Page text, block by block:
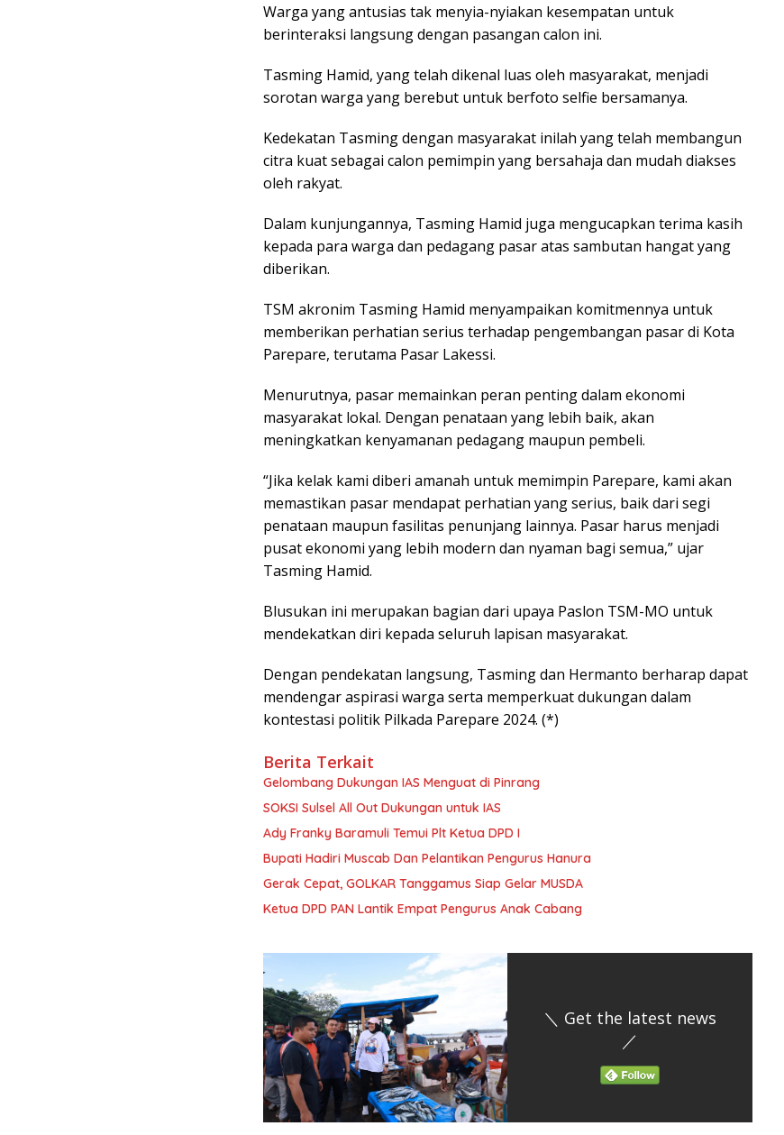
Warga yang antusias tak menyia-nyiakan kesempatan untuk
berinteraksi langsung dengan pasangan calon ini.
Tasming Hamid, yang telah dikenal luas oleh masyarakat, menjadi
sorotan warga yang berebut untuk berfoto selfie bersamanya.
Kedekatan Tasming dengan masyarakat inilah yang telah membangun
citra kuat sebagai calon pemimpin yang bersahaja dan mudah diakses
oleh rakyat.
Dalam kunjungannya, Tasming Hamid juga mengucapkan terima kasih
kepada para warga dan pedagang pasar atas sambutan hangat yang
diberikan.
TSM akronim Tasming Hamid menyampaikan komitmennya untuk
memberikan perhatian serius terhadap pengembangan pasar di Kota
Parepare, terutama Pasar Lakessi.
Menurutnya, pasar memainkan peran penting dalam ekonomi
masyarakat lokal. Dengan penataan yang lebih baik, akan
meningkatkan kenyamanan pedagang maupun pembeli.
“Jika kelak kami diberi amanah untuk memimpin Parepare, kami akan
memastikan pasar mendapat perhatian yang serius, baik dari segi
penataan maupun fasilitas penunjang lainnya. Pasar harus menjadi
pusat ekonomi yang lebih modern dan nyaman bagi semua,” ujar
Tasming Hamid.
Blusukan ini merupakan bagian dari upaya Paslon TSM-MO untuk
mendekatkan diri kepada seluruh lapisan masyarakat.
Dengan pendekatan langsung, Tasming dan Hermanto berharap dapat
mendengar aspirasi warga serta memperkuat dukungan dalam
kontestasi politik Pilkada Parepare 2024. (*)
Berita Terkait
Gelombang Dukungan IAS Menguat di Pinrang
SOKSI Sulsel All Out Dukungan untuk IAS
Ady Franky Baramuli Temui Plt Ketua DPD I
Bupati Hadiri Muscab Dan Pelantikan Pengurus Hanura
Gerak Cepat, GOLKAR Tanggamus Siap Gelar MUSDA
Ketua DPD PAN Lantik Empat Pengurus Anak Cabang
＼ Get the latest news
／